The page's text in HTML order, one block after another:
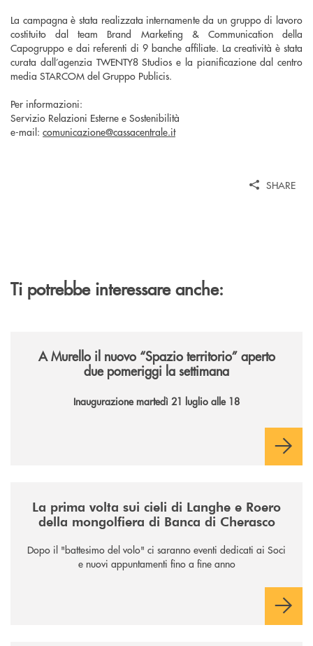
La campagna è stata realizzata internamente da un gruppo di lavoro
costituito dal team Brand Marketing & Communication della
Capogruppo e dai referenti di 9 banche affiliate. La creatività è stata
curata dall’agenzia TWENTY8 Studios e la pianificazione dal centro
media STARCOM del Gruppo Publicis.
Per informazioni:
Servizio Relazioni Esterne e Sostenibilità
e-mail: comunicazione@cassacentrale.it
SHARE
Ti potrebbe interessare anche:
A Murello il nuovo “Spazio territorio” aperto
due pomeriggi la settimana
Inaugurazione martedì 21 luglio alle 18
La prima volta sui cieli di Langhe e Roero
della mongolfiera di Banca di Cherasco
Dopo il "battesimo del volo" ci saranno eventi dedicati ai Soci
e nuovi appuntamenti fino a fine anno